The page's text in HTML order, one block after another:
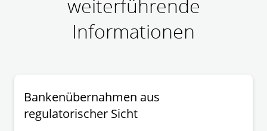
weiterführende
Informationen
Bankenübernahmen aus
regulatorischer Sicht